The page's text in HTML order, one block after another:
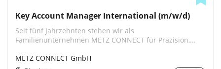
Key Account Manager International (m/w/d)
Seit fünf Jahrzehnten stehen wir als
Familienunternehmen METZ CONNECT für Präzision,...
METZ CONNECT GmbH